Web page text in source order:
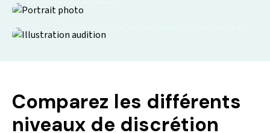
Comparez les différents
niveaux de discrétion